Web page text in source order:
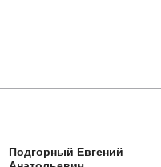
Подгорный Евгений